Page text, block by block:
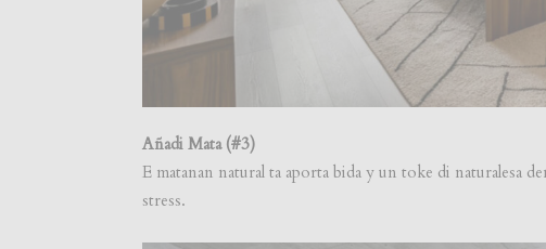
Añadi Mata (#3)
E matanan natural ta aporta bida y un toke di naturalesa
stress.